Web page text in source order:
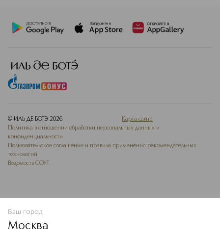
В КОРЗИНУ
© ИЛЬ ДЕ БОТЭ 2026
Карта сайта
Политика в отношении обработки персональных данных и
конфиденциальности
Пользовательское соглашение и правила применения рекомендательных
технологий
Ведомость СОУТ
Ваш город
Москва